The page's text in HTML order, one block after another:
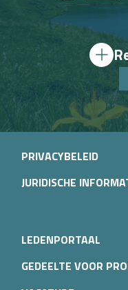
PRIVACYBELEID
JURIDISCHE
LEDENPORTAAL
GEDEELTE VOOR